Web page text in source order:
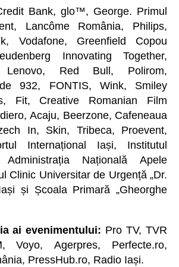
Bank, glo™, George. Primul
Lancôme România, Philips,
Vodafone, Greenfield Copou
Innovating Together,
Red Bull, Polirom,
932, FONTIS, Wink, Smiley
Fit, Creative Romanian Film
Acaju, Beerzone, Cafeneaua
In, Skin, Tribeca, Proevent,
Internațional Iași, Institutul
Națională Apele
Clinic Universitar de Urgență „Dr.
și Școala Primară „Gheorghe
ai evenimentului: Pro TV, TVR
Voyo, Agerpres, Perfecte.ro,
PressHub.ro, Radio Iași.